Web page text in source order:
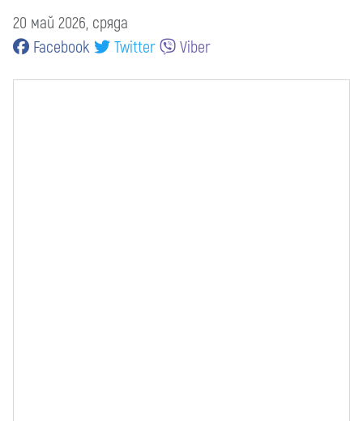
20 май 2026, сряда
Facebook
Twitter Viber